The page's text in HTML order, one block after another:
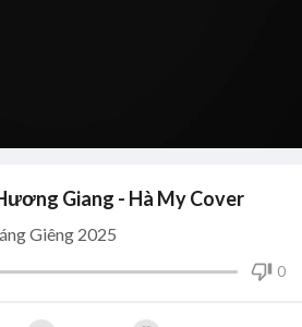
Giang - Hà My Cover
0
Giêng 2025